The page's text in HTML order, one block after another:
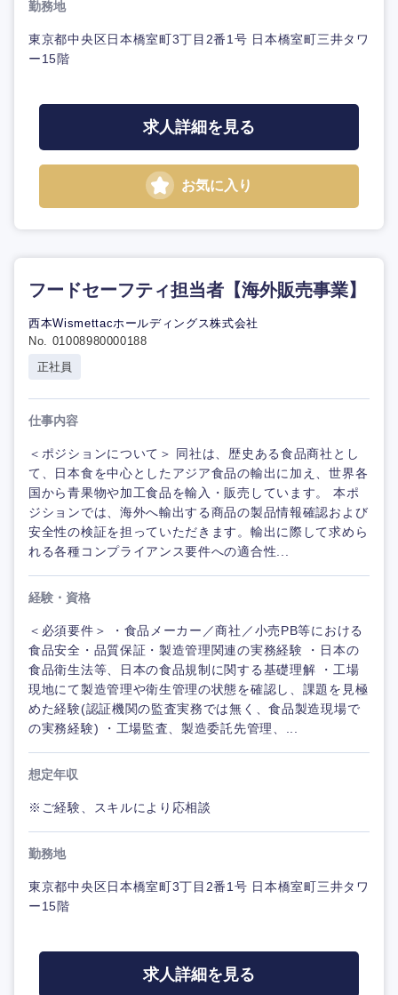
勤務地
東京都中央区日本橋室町3丁目2番1号 日本橋室町三井タワ
ー15階
求人詳細を見る
お気に入り
フードセーフティ担当者【海外販売事業】
西本Wismettacホールディングス株式会社
No. 01008980000188
正社員
仕事内容
＜ポジションについて＞ 同社は、歴史ある食品商社とし
て、日本食を中心としたアジア食品の輸出に加え、世界各
国から青果物や加工食品を輸入・販売しています。 本ポ
ジションでは、海外へ輸出する商品の製品情報確認および
安全性の検証を担っていただきます。輸出に際して求めら
れる各種コンプライアンス要件への適合性...
経験・資格
＜必須要件＞ ・食品メーカー／商社／小売PB等における
食品安全・品質保証・製造管理関連の実務経験 ・日本の
食品衛生法等、日本の食品規制に関する基礎理解 ・工場
現地にて製造管理や衛生管理の状態を確認し、課題を見極
めた経験(認証機関の監査実務では無く、食品製造現場で
の実務経験) ・工場監査、製造委託先管理、...
想定年収
※ご経験、スキルにより応相談
勤務地
東京都中央区日本橋室町3丁目2番1号 日本橋室町三井タワ
ー15階
求人詳細を見る